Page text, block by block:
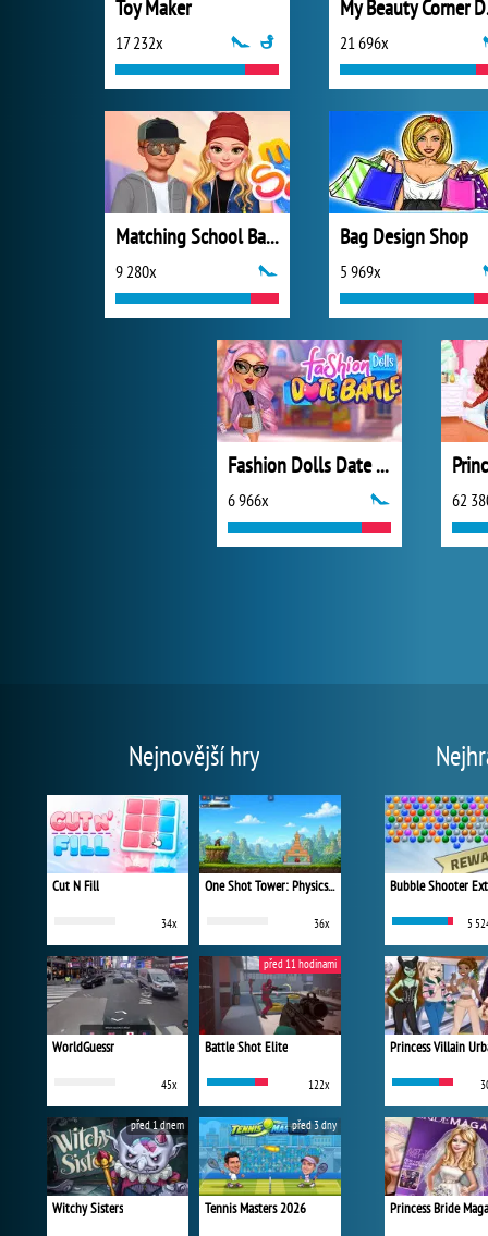
Toy Maker
17 232x
My
21 696x
Matching School Bags
9 280x
Bag Design Shop
5 969x
Fashion Dolls Date Battle
6 966x 62
Nejnovější hry
Cut N Fill
34x
One Shot Tower: Physics Destroyer
36x
WorldGuessr
45x
Battle Shot Elite
122x
před 11 hodinami
Witchy Sisters
před 1 dnem
Tennis Masters 2026
před 3 dny
Bubble Shooter
5
Princess Bride